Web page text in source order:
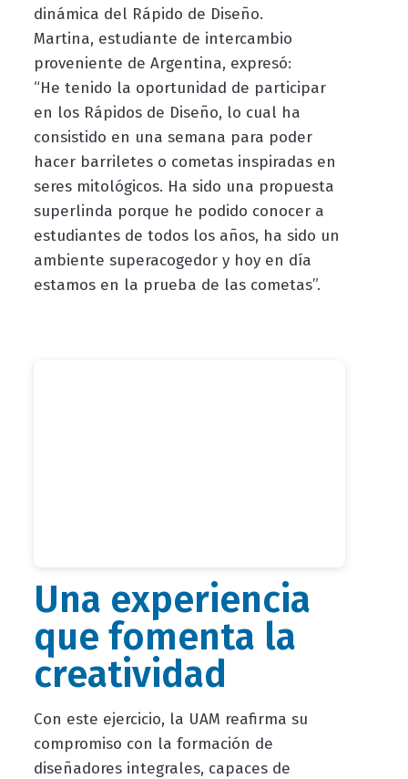
dinámica del Rápido de Diseño.
Martina, estudiante de intercambio
proveniente de Argentina, expresó:
“He tenido la oportunidad de participar
en los Rápidos de Diseño, lo cual ha
consistido en una semana para poder
hacer barriletes o cometas inspiradas en
seres mitológicos. Ha sido una propuesta
superlinda porque he podido conocer a
estudiantes de todos los años, ha sido un
ambiente superacogedor y hoy en día
estamos en la prueba de las cometas”.
Una experiencia
que fomenta la
creatividad
Con este ejercicio, la UAM reafirma su
compromiso con la formación de
diseñadores integrales, capaces de